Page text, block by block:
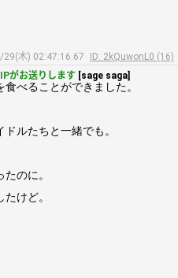
木) 02:47:16.67
ID: 2kQuwonL0 (16)
がお送りします [sage saga]
べることができました。
ルたちと一緒でも。
のに。
けど。